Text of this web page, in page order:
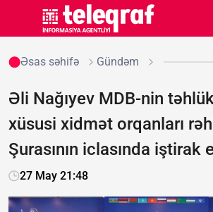
Əsas səhifə Gündəm
Əli Nağıyev MDB-nin
xüsusi xidmət orqanları
Şurasının iclasında iştirak
27 May 21:48